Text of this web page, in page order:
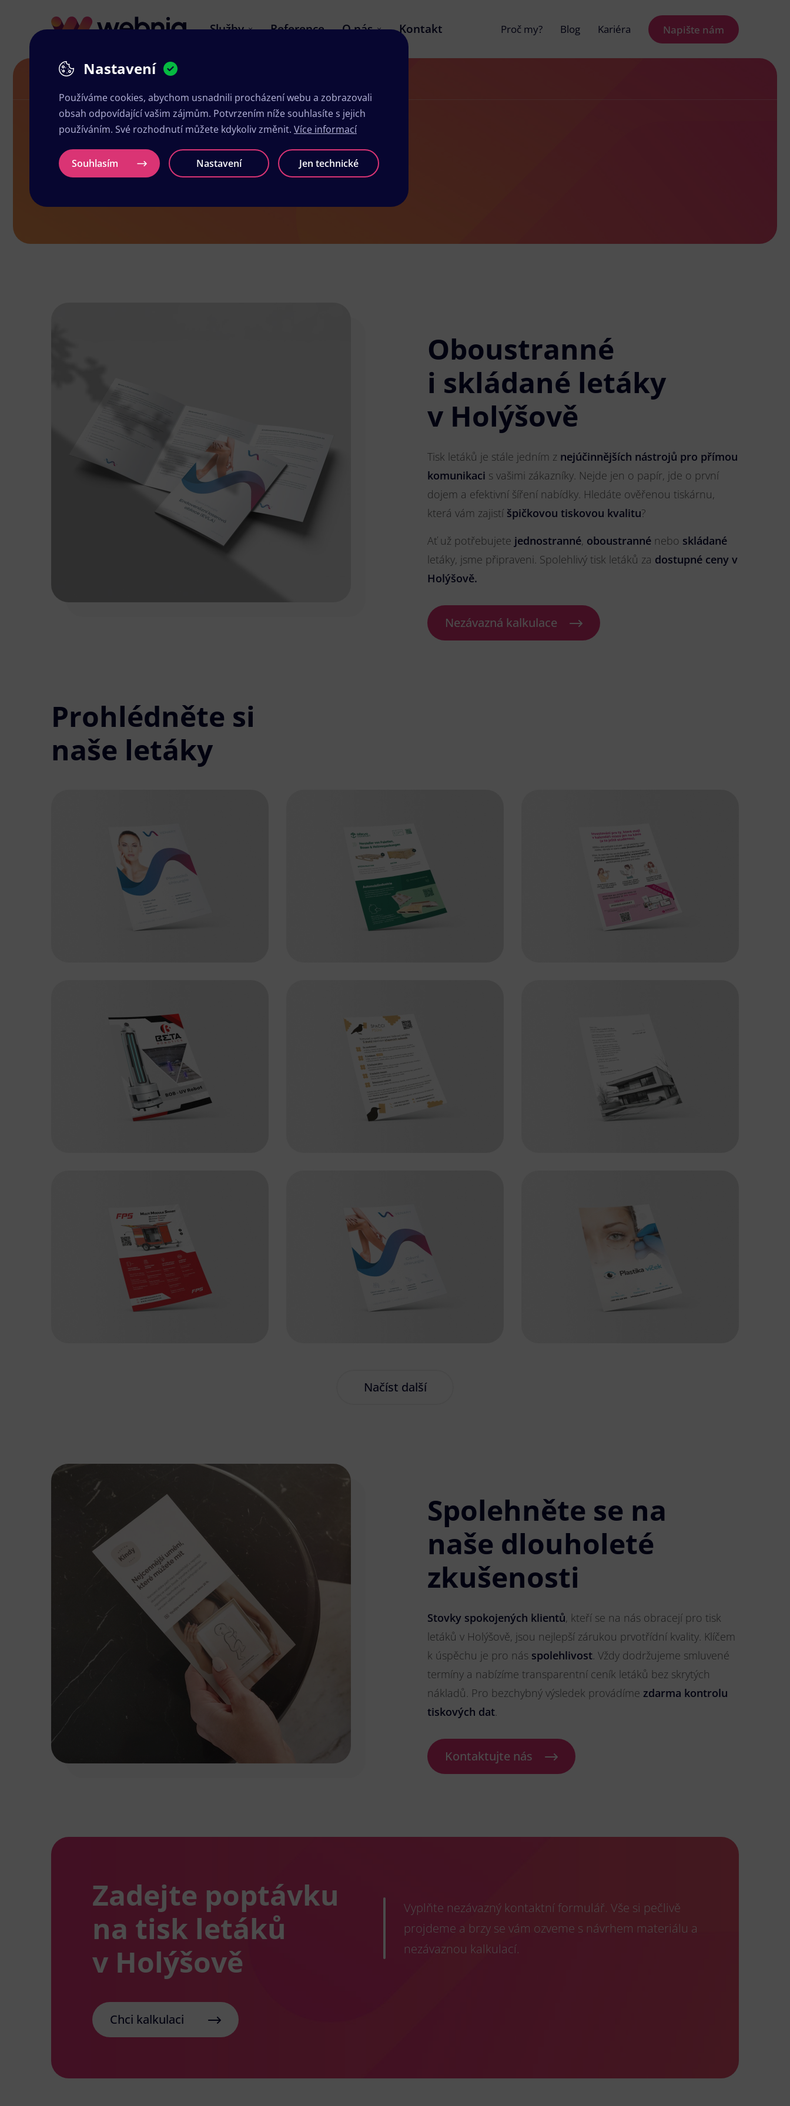
Služby Reference O nás Kontakt Proč my? Blog Kariéra Napište nám
Letáky v Holýšově
Oboustranné
i skládané letáky
v Holýšově
Tisk letáků je stále jedním z nejúčinnějších nástrojů pro přímou
komunikaci s vašimi zákazníky. Nejde jen o papír, jde o první
dojem a efektivní šíření nabídky. Hledáte ověřenou tiskárnu,
která vám zajistí špičkovou tiskovou kvalitu?
Ať už potřebujete jednostranné, oboustranné nebo skládané
letáky, jsme připraveni. Spolehlivý tisk letáků za dostupné ceny v
Holýšově.
Nezávazná kalkulace
Prohlédněte si
naše letáky
Načíst další
Spolehněte se na
naše dlouholeté
zkušenosti
Stovky spokojených klientů, kteří se na nás obracejí pro tisk
letáků v Holýšově, jsou nejlepší zárukou prvotřídní kvality. Klíčem
k úspěchu je pro nás spolehlivost. Vždy dodržujeme smluvené
termíny a nabízíme transparentní ceník letáků bez skrytých
nákladů. Pro bezchybný výsledek provádíme zdarma kontrolu
tiskových dat.
Kontaktujte nás
Zadejte poptávku
na tisk letáků
v Holýšově
Vyplňte nezávazný kontaktní formulář. Vše si pečlivě
projdeme a brzy se vám ozveme s návrhem materiálu a
nezávaznou kalkulací.
Chci kalkulaci
Nastavení
Používáme cookies, abychom usnadnili procházení webu a zobrazovali
obsah odpovídající vašim zájmům. Potvrzením níže souhlasíte s jejich
používáním. Své rozhodnutí můžete kdykoliv změnit. Více informací
Souhlasím Nastavení Jen technické